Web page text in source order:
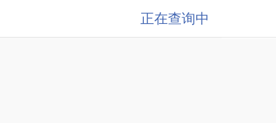
正在查询中